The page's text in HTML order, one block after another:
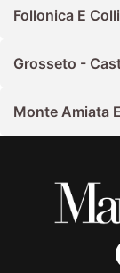
Follonica E
Grosseto -
Monte Amiata